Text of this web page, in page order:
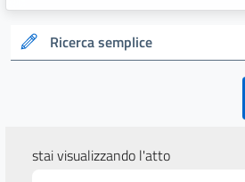
Ricerca semplice
stai visualizzando l'atto